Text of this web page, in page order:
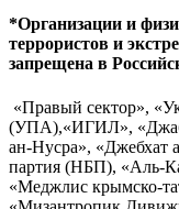
*Организации и
террористов и
запрещена в
«Правый сектор»,
(УПА),«ИГИЛ»,
ан-Нусра», «Джебхат
партия (НБП), «Аль-
«Меджлис крымско-